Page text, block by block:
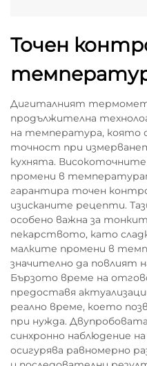
Точен
Дигиталният
продължителна
на температура, която
точност при
кухнята.
промени в
гарантира точен
изисканите рецепти.
особено важна за
пекарството, като
малките промени в
значително да повлият
Бързото време на
предоставя
реално време, което
при нужда.
синхронно наблюдение
осигурява равномерно